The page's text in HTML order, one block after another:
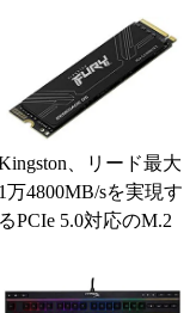
、リード最大
1万4800MB/sを実現す
るPCIe 5.0対応のM.2